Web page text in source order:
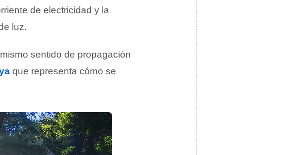
de electricidad y la
luz.
sentido de propagación
que representa cómo se